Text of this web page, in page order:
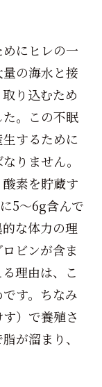
にヒレの一
の海水と接
り込むため
。この不眠
するために
りません。
素を貯蔵す
5～6g含んで
な体力の理
ビンが含ま
理由は、こ
す。ちなみ
）で養殖さ
が溜まり、